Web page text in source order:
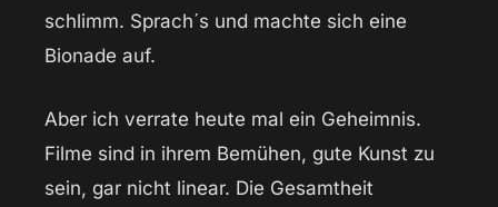
schlimm. Sprach´s und machte sich eine
Bionade auf.
Aber ich verrate heute mal ein Geheimnis.
Filme sind in ihrem Bemühen, gute Kunst zu
sein, gar nicht linear. Die Gesamtheit